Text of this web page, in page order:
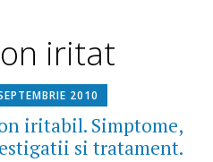
iritat
2010
iritabil. Simptome,
si tratament.